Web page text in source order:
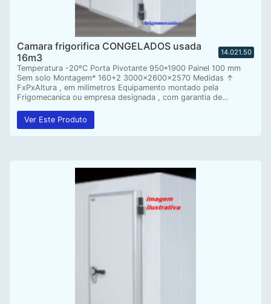
Camara frigorifica CONGELADOS usada
16m3
14.021.50
Temperatura -20ºC Porta Pivotante 950*1900 Painel 100 mm
Sem solo Montagem* 160+2 3000x2600x2570 Medidas ↑
FxPxAltura , em milimetros Equipamento montado pela
Frigomecanica ou empresa designada , com garantia de…
Ver Este Produto